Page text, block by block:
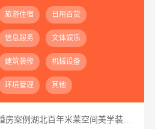
旅游住宿 日用百货
信息服务 文体娱乐
建筑装修 机械设备
环境管理 其他
荆州装修公司婚房案例湖北百年米莱空间美学装饰材料有限公司